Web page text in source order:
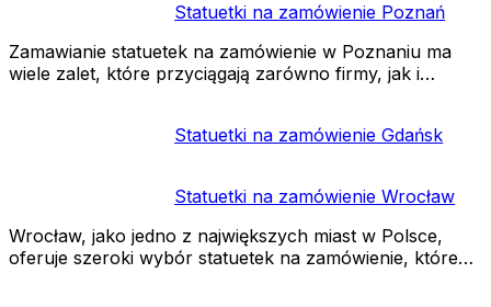
Statuetki na zamówienie Poznań
Zamawianie statuetek na zamówienie w Poznaniu ma
wiele zalet, które przyciągają zarówno firmy, jak i…
Statuetki na zamówienie Gdańsk
Statuetki na zamówienie Wrocław
Wrocław, jako jedno z największych miast w Polsce,
oferuje szeroki wybór statuetek na zamówienie, które…